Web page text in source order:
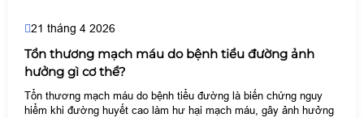
21 tháng 4 2026
Tổn thương mạch máu do bệnh tiểu đường ảnh
hưởng gì cơ thể?
Tổn thương mạch máu do bệnh tiểu đường là biến chứng nguy
hiểm khi đường huyết cao làm hư hại mạch máu, gây ảnh hưởng